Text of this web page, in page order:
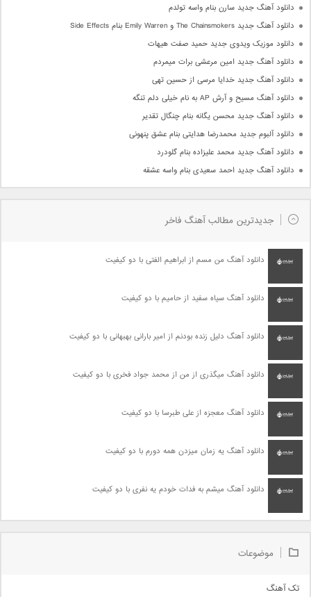
دانلود آهنگ جدید سارن بنام واسه تولدم
دانلود آهنگ جدید The Chainsmokers و Emily Warren بنام Side Effects
دانلود موزیک ویدوی جدید حمید صفت هیهات
دانلود آهنگ جدید امین مرعشی برات میمردم
دانلود آهنگ جدید خدایا مرسی از حسین تهی
دانلود آهنگ مسیح و آرش AP به نام خیلی دلم تنگه
دانلود آهنگ جدید محسن یگانه بنام چنگال تقدیر
دانلود آلبوم جدید محمدرضا هدایتی بنام عشق پنهونی
دانلود آهنگ جدید محمد علیزاده بنام گلودرد
دانلود آهنگ جدید احمد سعیدی بنام واسه عشقه
جدیدترین مطالب آهنگ فاخر
دانلود آهنگ من مسم از ابراهیم الفتی با دو کیفیت
دانلود آهنگ سیاه سفید از حامیم با دو کیفیت
دانلود آهنگ دلیل زنده بودنم از امیر بارانی بهبهانی با دو کیفیت
دانلود آهنگ میگذری از من از محمد جواد فخری با دو کیفیت
دانلود آهنگ معجزه از علی طبرسا با دو کیفیت
دانلود آهنگ یه زمان میزدن همه دورم با دو کیفیت
دانلود آهنگ میشم به فدات خودم یه نفری با دو کیفیت
موضوعات
تک آهنگ